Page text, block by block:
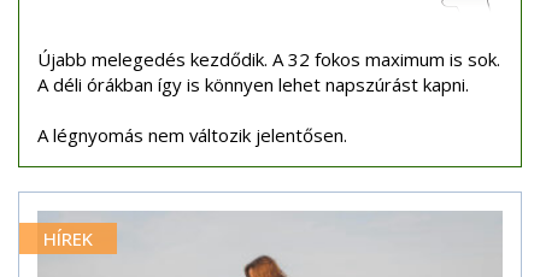
Újabb melegedés kezdődik. A 32 fokos maximum is sok.
A déli órákban így is könnyen lehet napszúrást kapni.
A légnyomás nem változik jelentősen.
HÍREK